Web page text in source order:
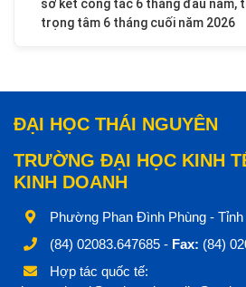
sơ kết công tác 6 tháng đầu năm,
trọng tâm 6 tháng cuối năm 2026
ĐẠI HỌC THÁI NGUYÊN
TRƯỜNG ĐẠI HỌC KINH
KINH DOANH
Phường Phan Đình Phùng -
(84) 02083.647685 - Fax: (84)
Hợp tác quốc tế: